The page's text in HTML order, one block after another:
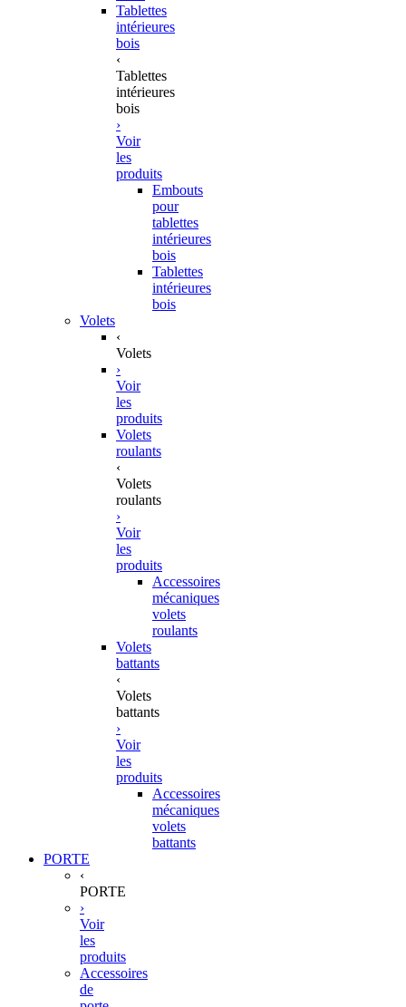
Tablettes
intérieures
bois
‹
Tablettes
intérieures
bois
›
Voir
les
produits
Embouts
pour
tablettes
intérieures
bois
Tablettes
intérieures
bois
Volets
‹
Volets
›
Voir
les
produits
Volets
roulants
‹
Volets
roulants
›
Voir
les
produits
Accessoires
mécaniques
volets
roulants
Volets
battants
‹
Volets
battants
›
Voir
les
produits
Accessoires
mécaniques
volets
battants
PORTE
‹
PORTE
›
Voir
les
produits
Accessoires
de